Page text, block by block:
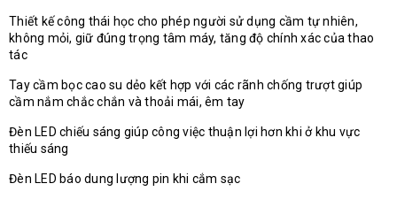
Thiết kế công thái học cho phép người sử dụng cầm tự nhiên,
không mỏi, giữ đúng trọng tâm máy, tăng độ chính xác của thao
tác
Tay cầm bọc cao su dẻo kết hợp với các rãnh chống trượt giúp
cầm nắm chắc chắn và thoải mái, êm tay
Đèn LED chiếu sáng giúp công việc thuận lợi hơn khi ở khu vực
thiếu sáng
Đèn LED báo dung lượng pin khi cắm sạc